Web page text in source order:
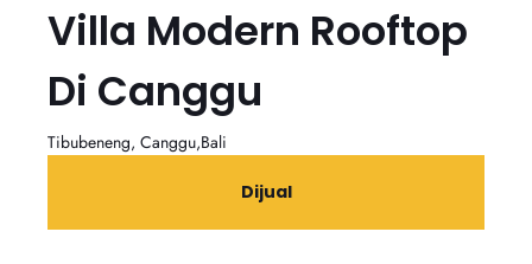
Villa Modern Rooftop
Di Canggu
Tibubeneng, Canggu,Bali
Dijual